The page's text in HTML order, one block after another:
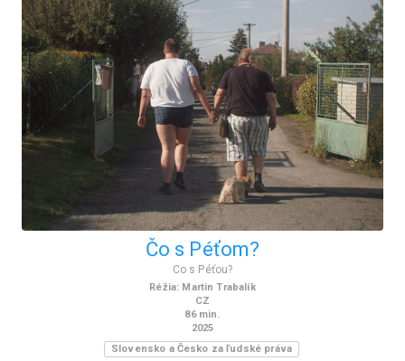
Čo s Péťom?
Co s Péťou?
Réžia: Martin Trabalík
CZ
86 min.
2025
Slovensko a Česko za ľudské práva